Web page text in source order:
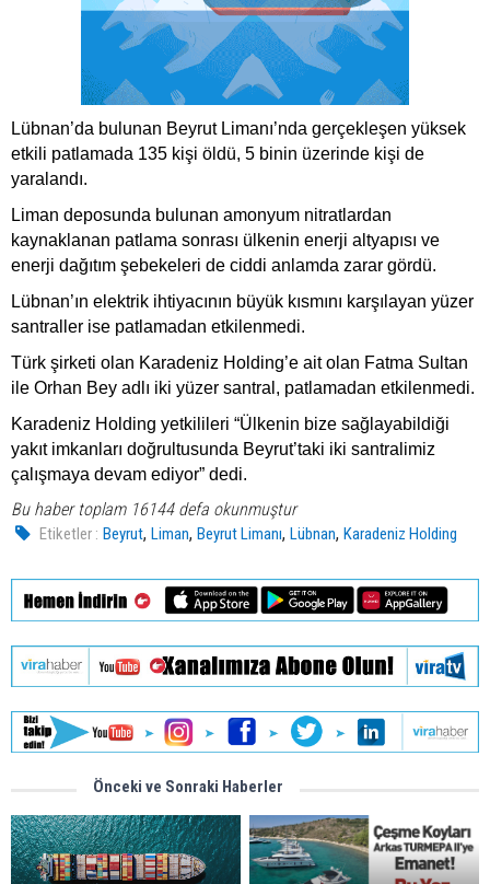
Lübnan’da bulunan Beyrut Limanı’nda gerçekleşen yüksek
etkili patlamada 135 kişi öldü, 5 binin üzerinde kişi de
yaralandı.
Liman deposunda bulunan amonyum nitratlardan
kaynaklanan patlama sonrası ülkenin enerji altyapısı ve
enerji dağıtım şebekeleri de ciddi anlamda zarar gördü.
Lübnan’ın elektrik ihtiyacının büyük kısmını karşılayan yüzer
santraller ise patlamadan etkilenmedi.
Türk şirketi olan Karadeniz Holding’e ait olan Fatma Sultan
ile Orhan Bey adlı iki yüzer santral, patlamadan etkilenmedi.
Karadeniz Holding yetkilileri “Ülkenin bize sağlayabildiği
yakıt imkanları doğrultusunda Beyrut’taki iki santralimiz
çalışmaya devam ediyor” dedi.
Bu haber toplam 16144 defa okunmuştur
Etiketler : Beyrut,Liman,Beyrut Limanı,Lübnan,Karadeniz Holding
Önceki ve Sonraki Haberler